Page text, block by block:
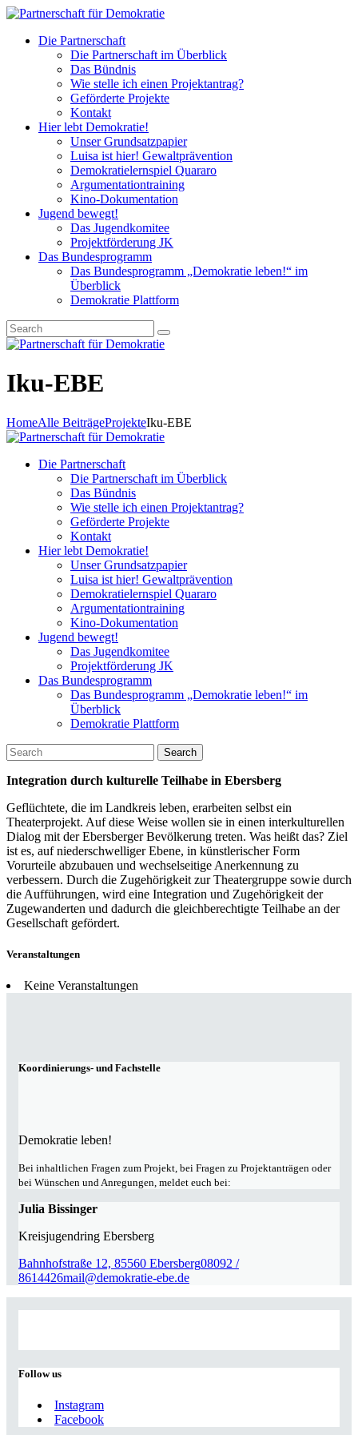
Die Partnerschaft
Die Partnerschaft im Überblick
Das Bündnis
Wie stelle ich einen Projektantrag?
Geförderte Projekte
Kontakt
Hier lebt Demokratie!
Unser Grundsatzpapier
Luisa ist hier! Gewaltprävention
Demokratielernspiel Quararo
Argumentationtraining
Kino-Dokumentation
Jugend bewegt!
Das Jugendkomitee
Projektförderung JK
Das Bundesprogramm
Das Bundesprogramm „Demokratie leben!“ im
Überblick
Demokratie Plattform
Iku-EBE
HomeAlle BeiträgeProjekteIku-EBE
Die Partnerschaft
Die Partnerschaft im Überblick
Das Bündnis
Wie stelle ich einen Projektantrag?
Geförderte Projekte
Kontakt
Hier lebt Demokratie!
Unser Grundsatzpapier
Luisa ist hier! Gewaltprävention
Demokratielernspiel Quararo
Argumentationtraining
Kino-Dokumentation
Jugend bewegt!
Das Jugendkomitee
Projektförderung JK
Das Bundesprogramm
Das Bundesprogramm „Demokratie leben!“ im
Überblick
Demokratie Plattform
Search
Integration durch kulturelle Teilhabe in Ebersberg
Geflüchtete, die im Landkreis leben, erarbeiten selbst ein
Theaterprojekt. Auf diese Weise wollen sie in einen interkulturellen
Dialog mit der Ebersberger Bevölkerung treten. Was heißt das? Ziel
ist es, auf niederschwelliger Ebene, in künstlerischer Form
Vorurteile abzubauen und wechselseitige Anerkennung zu
verbessern. Durch die Zugehörigkeit zur Theatergruppe sowie durch
die Aufführungen, wird eine Integration und Zugehörigkeit der
Zugewanderten und dadurch die gleichberechtigte Teilhabe an der
Gesellschaft gefördert.
Veranstaltungen
Keine Veranstaltungen
Koordinierungs- und Fachstelle
Demokratie leben!
Bei inhaltlichen Fragen zum Projekt, bei Fragen zu Projektanträgen oder
bei Wünschen und Anregungen, meldet euch bei:
Julia Bissinger
Kreisjugendring Ebersberg
Bahnhofstraße 12, 85560 Ebersberg08092 /
8614426mail@demokratie-ebe.de
Follow us
Instagram
Facebook